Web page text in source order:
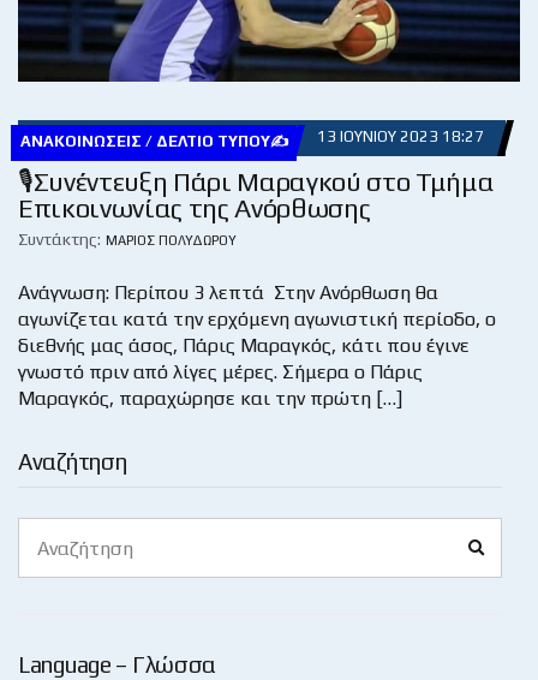
Αναζήτηση
for:
Language – Γλώσσα
ΑΝΑΚΟΙΝΏΣΕΙΣ / ΔΕΛΤΊΟ ΤΎΠΟΥ✍ 13 ΙΟΥΝΊΟΥ 2023 18:27
🎙Συνέντευξη Πάρι Μαραγκού στο Τμήμα
Επικοινωνίας της Ανόρθωσης
Συντάκτης: ΜΆΡΙΟΣ ΠΟΛΥΔΏΡΟΥ
Ανάγνωση: Περίπου 3 λεπτά Στην Ανόρθωση θα
αγωνίζεται κατά την ερχόμενη αγωνιστική περίοδο, ο
διεθνής μας άσος, Πάρις Μαραγκός, κάτι που έγινε
γνωστό πριν από λίγες μέρες. Σήμερα ο Πάρις
Μαραγκός, παραχώρησε και την πρώτη […]